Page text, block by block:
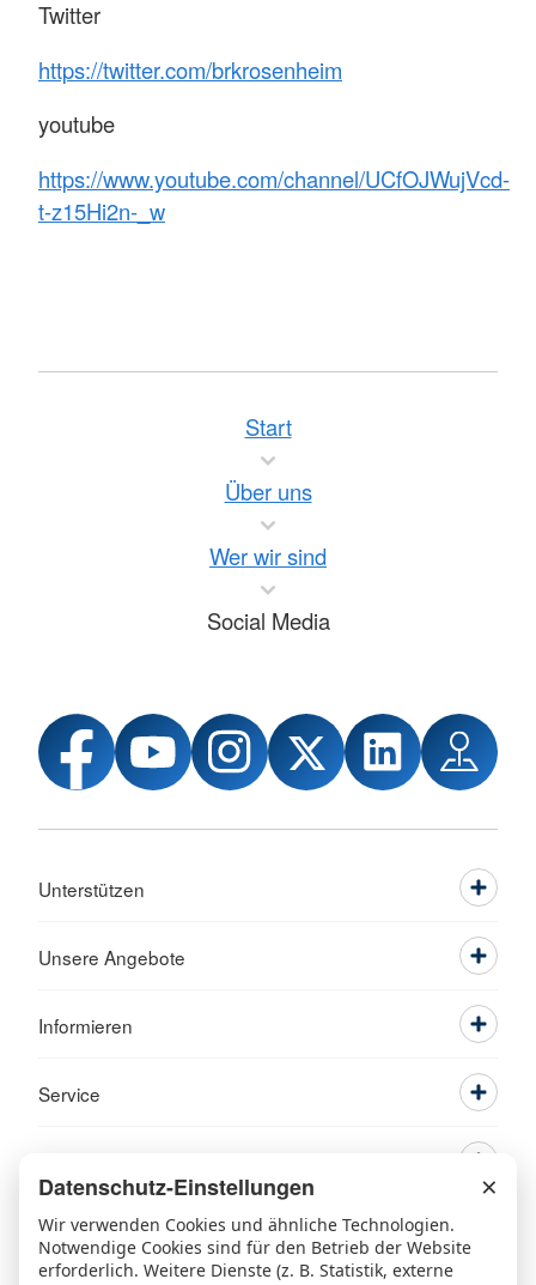
Twitter
https://twitter.com/brkrosenheim
youtube
https://www.youtube.com/channel/UCfOJWujVcd-
t-z15Hi2n-_w
Start
Über uns
Wer wir sind
Social Media
Unterstützen
Unsere Angebote
Informieren
Service
Datenschutz-Einstellungen ×
Wir verwenden Cookies und ähnliche Technologien.
Notwendige Cookies sind für den Betrieb der Website
erforderlich. Weitere Dienste (z. B. Statistik, externe